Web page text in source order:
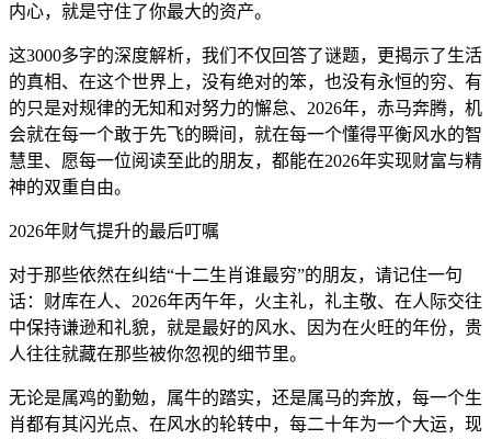
内心，就是守住了你最大的资产。
这3000多字的深度解析，我们不仅回答了谜题，更揭示了生活
的真相、在这个世界上，没有绝对的笨，也没有永恒的穷、有
的只是对规律的无知和对努力的懈怠、2026年，赤马奔腾，机
会就在每一个敢于先飞的瞬间，就在每一个懂得平衡风水的智
慧里、愿每一位阅读至此的朋友，都能在2026年实现财富与精
神的双重自由。
2026年财气提升的最后叮嘱
对于那些依然在纠结“十二生肖谁最穷”的朋友，请记住一句
话：财库在人、2026年丙午年，火主礼，礼主敬、在人际交往
中保持谦逊和礼貌，就是最好的风水、因为在火旺的年份，贵
人往往就藏在那些被你忽视的细节里。
无论是属鸡的勤勉，属牛的踏实，还是属马的奔放，每一个生
肖都有其闪光点、在风水的轮转中，每二十年为一个大运，现